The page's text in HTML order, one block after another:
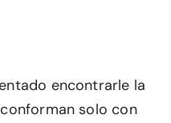
encontrarle la
solo con